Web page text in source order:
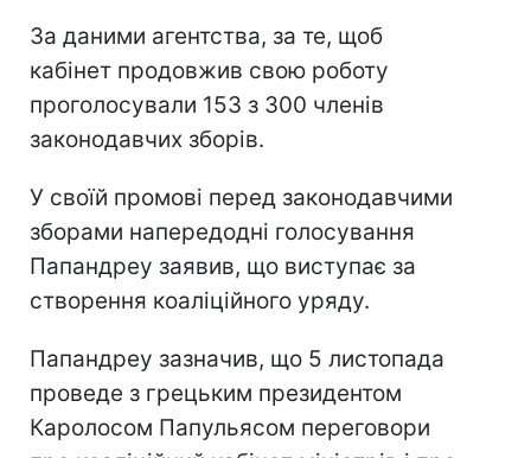
За даними агентства, за те, щоб
кабінет продовжив свою роботу
проголосували 153 з 300 членів
законодавчих зборів.
У своїй промові перед законодавчими
зборами напередодні голосування
Папандреу заявив, що виступає за
створення коаліційного уряду.
Папандреу зазначив, що 5 листопада
проведе з грецьким президентом
Каролосом Папульясом переговори